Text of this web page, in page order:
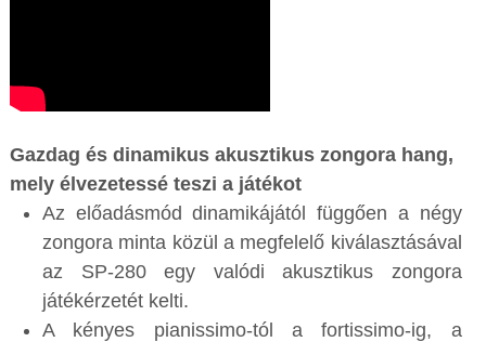
Gazdag és dinamikus akusztikus zongora hang,
mely élvezetessé teszi a játékot
Az előadásmód dinamikájától függően a négy
zongora minta közül a megfelelő kiválasztásával
az SP-280 egy valódi akusztikus zongora
játékérzetét kelti.
A kényes pianissimo-tól a fortissimo-ig, a